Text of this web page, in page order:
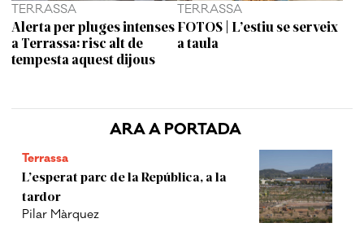
ARA A PORTADA
Terrassa
L’esperat parc de la República, a la
tardor
Pilar Màrquez
TERRASSA
Alerta per pluges intenses
a Terrassa: risc alt de
tempesta aquest dijous
TERRASSA
FOTOS | L’estiu se serveix
a taula